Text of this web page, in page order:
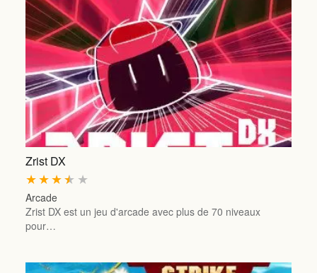
Zrist DX
★
★
★
★
★
Arcade
Zrist DX est un jeu d'arcade avec plus de 70 niveaux
pour…